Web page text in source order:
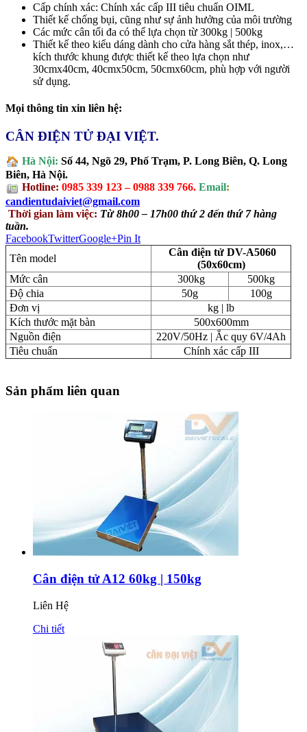
Cấp chính xác: Chính xác cấp III tiêu chuẩn OIML
Thiết kế chống bụi, cũng như sự ảnh hưởng của môi trường
Các mức cân tối đa có thể lựa chọn từ 300kg | 500kg
Thiết kế theo kiểu dáng dành cho cửa hàng sắt thép, inox,…
kích thước khung được thiết kế theo lựa chọn như
30cmx40cm, 40cmx50cm, 50cmx60cm, phù hợp với người
sử dụng.
Mọi thông tin xin liên hệ:
CÂN ĐIỆN TỬ ĐẠI VIỆT.
Hà Nội: Số 44, Ngõ 29, Phố Trạm, P. Long Biên, Q. Long
Biên, Hà Nội.
Hotline: 0985 339 123 – 0988 339 766. Email:
candientudaiviet@gmail.com
Thời gian làm việc: Từ 8h00 – 17h00 thứ 2 đến thứ 7 hàng
tuần.
FacebookTwitterGoogle+Pin It
Tên model
Cân điện tử DV-A5060
(50x60cm)
Mức cân
300kg
500kg
Độ chia
50g
100g
Đơn vị
kg | lb
Kích thước mặt bàn
500x600mm
Nguồn điện
220V/50Hz | Ắc quy 6V/4Ah
Tiêu chuẩn
Chính xác cấp III
Sản phẩm liên quan
Cân điện tử A12 60kg | 150kg
Liên Hệ
Chi tiết